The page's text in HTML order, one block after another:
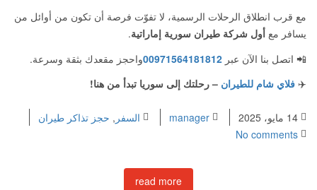
مع قرب انطلاق الرحلات الرسمية، لا تفوّت فرصة أن تكون من أوائل من
يسافر مع أول شركة طيران سورية إماراتية.
📲 اتصل بنا الآن عبر 00971564181812واحجز مقعدك بثقة وسرعة.
✈️ فلاي شام للطيران – رحلتك إلى سوريا تبدأ من هنا!
manager السفر , حجز تذاكر طيران
No comments
read more